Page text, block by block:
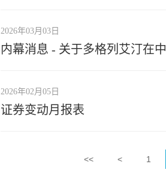
2026年03月03日
内幕消息 - 关于多格列艾汀在
2026年02月05日
证券变动月报表
<< < 1